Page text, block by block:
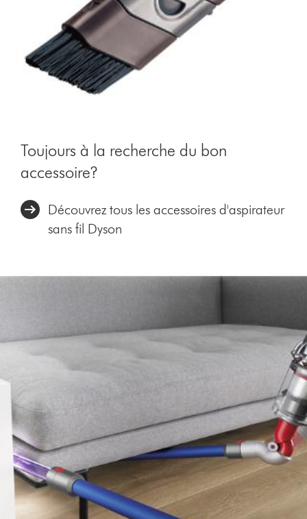
Toujours à la recherche du bon
accessoire?
Découvrez tous les accessoires d'aspirateur
sans fil Dyson